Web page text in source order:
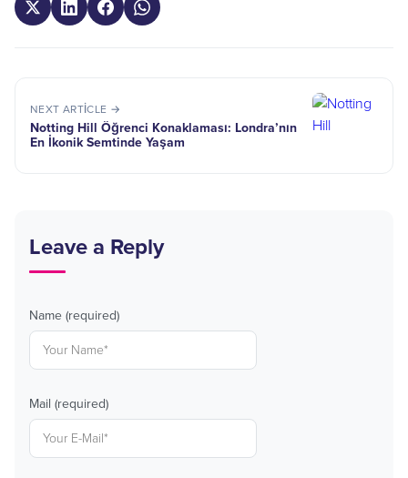
NEXT ARTICLE →
Notting Hill Öğrenci Konaklaması: Londra’nın
En İkonik Semtinde Yaşam
Leave a Reply
Name (required)
Mail (required)